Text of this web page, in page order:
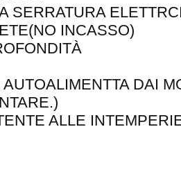
SERRATURA
INCASSO)
DAI
ALLE